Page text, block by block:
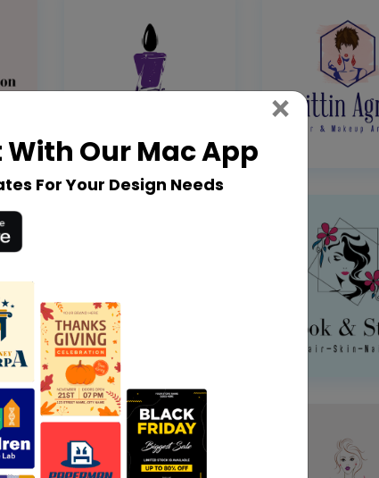
Our Mac App
For Your Design Needs
× Close